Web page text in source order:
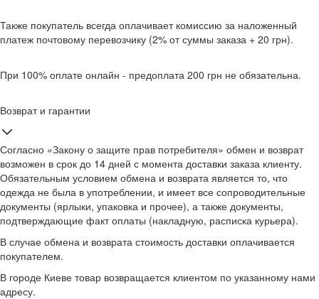
Также покупатель всегда оплачивает комиссию за наложенный
платеж почтовому перевозчику (2% от суммы заказа + 20 грн).
При 100% оплате онлайн - предоплата 200 грн не обязательна.
Возврат и гарантии
Согласно «Закону о защите прав потребителя» обмен и возврат
возможен в срок до 14 дней с момента доставки заказа клиенту.
Обязательным условием обмена и возврата является то, что
одежда не была в употреблении, и имеет все сопроводительные
документы (ярлыки, упаковка и прочее), а также документы,
подтверждающие факт оплаты (накладную, расписка курьера).
В случае обмена и возврата стоимость доставки оплачивается
покупателем.
В городе Киеве товар возвращается клиентом по указанному нами
адресу.